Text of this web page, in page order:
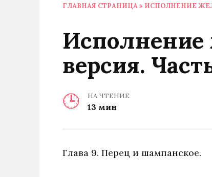
ГЛАВНАЯ СТРАНИЦА » ИСПОЛНЕНИЕ
версия.
НА ЧТЕНИЕ
13 мин
Глава 9. Перец и шампанское.